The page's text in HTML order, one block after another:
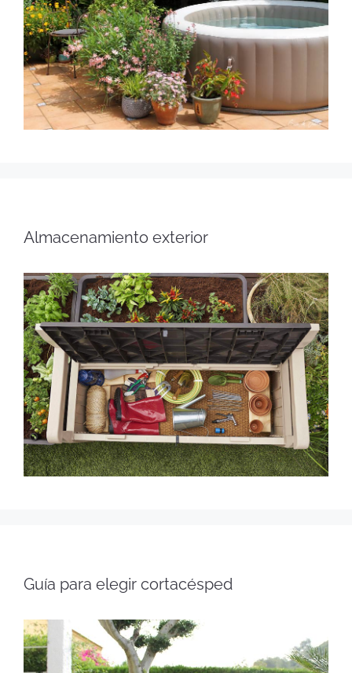
Almacenamiento exterior
Guía para elegir cortacésped